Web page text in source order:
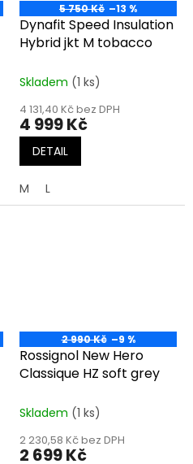
5 750 Kč –13 %
Dynafit Speed Insulation
Hybrid jkt M tobacco
Skladem (1 ks)
4 131,40 Kč bez DPH
4 999 Kč
DETAIL
M L
2 990 Kč –9 %
Rossignol New Hero
Classique HZ soft grey
Skladem (1 ks)
2 230,58 Kč bez DPH
2 699 Kč